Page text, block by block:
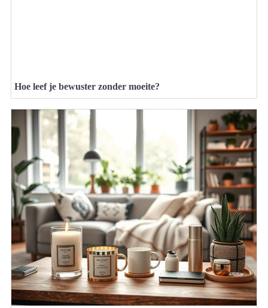
Hoe leef je bewuster zonder moeite?